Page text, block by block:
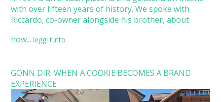
with over fifteen years of history. We spoke with
Riccardo, co-owner alongside his brother, about
how... leggi tutto
GÖNN DIR: WHEN A COOKIE BECOMES A BRAND
EXPERIENCE